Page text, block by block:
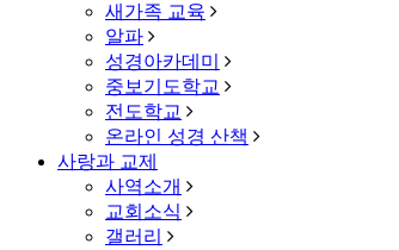
새가족 교육
알파
성경아카데미
중보기도학교
전도학교
온라인 성경 산책
사랑과 교제
사역소개
교회소식
갤러리